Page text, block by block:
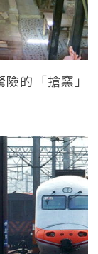
的「搶窯」